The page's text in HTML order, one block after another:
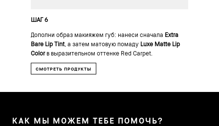
ШАГ 6
Дополни образ макияжем губ: нанеси сначала Extra
Bare Lip Tint, а затем матовую помадуLuxe Matte Lip
Colorв выразительном оттенке Red Carpet.
СМОТРЕТЬ ПРОДУКТЫ
КАК МЫ МОЖЕМ ТЕБЕ ПОМОЧЬ?